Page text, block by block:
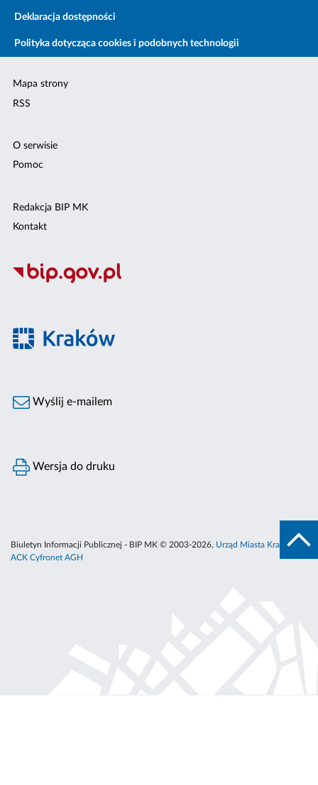
Deklaracja dostępności
Polityka dotycząca cookies i podobnych technologii
Mapa strony
RSS
O serwisie
Pomoc
Redakcja BIP MK
Kontakt
Wyślij e-mailem
Wersja do druku
Biuletyn Informacji Publicznej - BIP MK © 2003-2026, Urząd Miasta Krakowa
ACK Cyfronet AGH